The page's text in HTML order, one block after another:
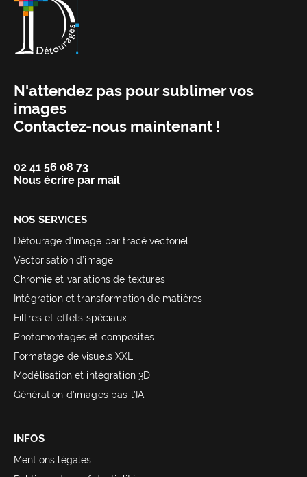
N'attendez pas pour sublimer vos
images
Contactez-nous maintenant !
02 41 56 08 73
Nous écrire par mail
NOS SERVICES
Détourage d’image par tracé vectoriel
Vectorisation d’image
Chromie et variations de textures
Intégration et transformation de matières
Filtres et effets spéciaux
Photomontages et composites
Formatage de visuels XXL
Modélisation et intégration 3D
Génération d’images pas l’IA
INFOS
Mentions légales